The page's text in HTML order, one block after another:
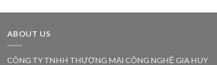
ABOUT US
CÔNG TY TNHH THƯƠNG MẠI CÔNG NGHỆ GIA HUY